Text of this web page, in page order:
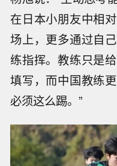
在日本小朋友中相
场上，更多通过自
练指挥。教练只是
填写，而中国教练
必须这么踢。”